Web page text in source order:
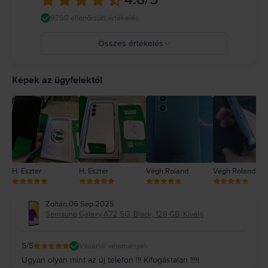
9750 ellenőrzött értékelés
Összes értékelés
1
Képek az ügyfelektől
H. Eszter H. Eszter Végh Roland Végh Roland
Zoltán,06 Sep 2025
Samsung Galaxy A72 5G, Black, 128 GB, Kiváló
5/5 Vásárlói vélemények
Ugyan olyan mint az új telefon !!! Kifogástalan !!!!!